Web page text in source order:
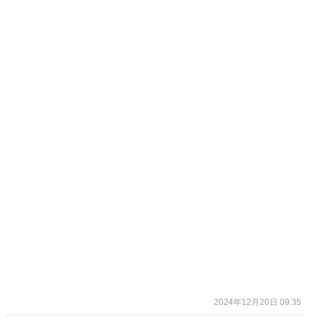
2024年12月20日 09:35